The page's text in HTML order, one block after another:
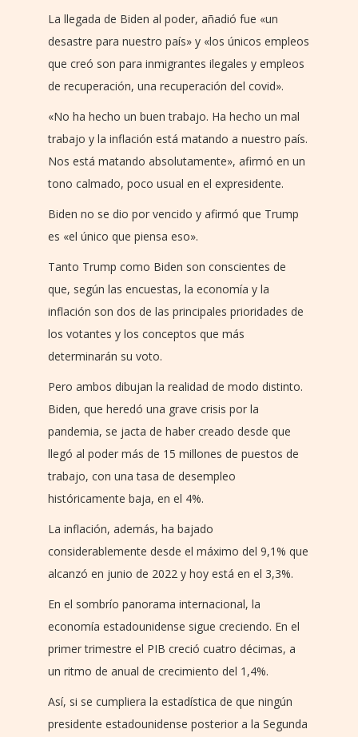
La llegada de Biden al poder, añadió fue «un
desastre para nuestro país» y «los únicos empleos
que creó son para inmigrantes ilegales y empleos
de recuperación, una recuperación del covid».
«No ha hecho un buen trabajo. Ha hecho un mal
trabajo y la inflación está matando a nuestro país.
Nos está matando absolutamente», afirmó en un
tono calmado, poco usual en el expresidente.
Biden no se dio por vencido y afirmó que Trump
es «el único que piensa eso».
Tanto Trump como Biden son conscientes de
que, según las encuestas, la economía y la
inflación son dos de las principales prioridades de
los votantes y los conceptos que más
determinarán su voto.
Pero ambos dibujan la realidad de modo distinto.
Biden, que heredó una grave crisis por la
pandemia, se jacta de haber creado desde que
llegó al poder más de 15 millones de puestos de
trabajo, con una tasa de desempleo
históricamente baja, en el 4%.
La inflación, además, ha bajado
considerablemente desde el máximo del 9,1% que
alcanzó en junio de 2022 y hoy está en el 3,3%.
En el sombrío panorama internacional, la
economía estadounidense sigue creciendo. En el
primer trimestre el PIB creció cuatro décimas, a
un ritmo de anual de crecimiento del 1,4%.
Así, si se cumpliera la estadística de que ningún
presidente estadounidense posterior a la Segunda